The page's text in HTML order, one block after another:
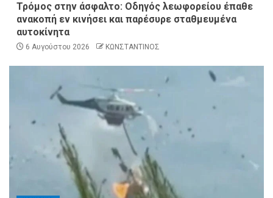
Τρόμος στην άσφαλτο: Οδηγός λεωφορείου έπαθε
ανακοπή εν κινήσει και παρέσυρε σταθμευμένα
αυτοκίνητα
6 Αυγούστου 2026 ΚΩΝΣΤΑΝΤΙΝΟΣ